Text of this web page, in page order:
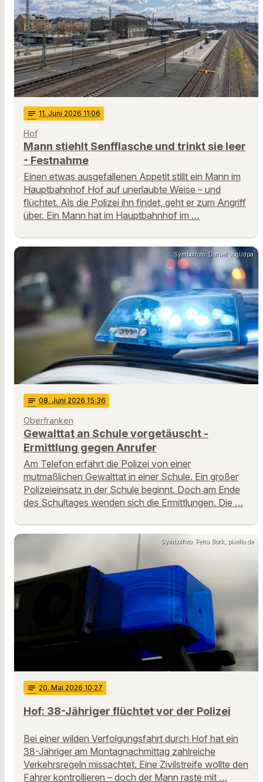
notes 11. Juni 2026 11:06
Hof
Mann stiehlt Senfflasche und trinkt sie leer
- Festnahme
Einen etwas ausgefallenen Appetit stillt ein Mann im
Hauptbahnhof Hof auf unerlaubte Weise – und
flüchtet. Als die Polizei ihn findet, geht er zum Angriff
über. Ein Mann hat im Hauptbahnhof im …
Symbolfoto: Daniel Vogl/dpa
notes 08. Juni 2026 15:36
Oberfranken
Gewalttat an Schule vorgetäuscht -
Ermittlung gegen Anrufer
Am Telefon erfährt die Polizei von einer
mutmaßlichen Gewalttat in einer Schule. Ein großer
Polizeieinsatz in der Schule beginnt. Doch am Ende
des Schultages wenden sich die Ermittlungen. Die …
Symbolfoto: Petra Bork, pixelio.de
notes 20. Mai 2026 10:27
Hof: 38-Jähriger flüchtet vor der Polizei
Bei einer wilden Verfolgungsfahrt durch Hof hat ein
38-Jähriger am Montagnachmittag zahlreiche
Verkehrsregeln missachtet. Eine Zivilstreife wollte den
Fahrer kontrollieren – doch der Mann raste mit …